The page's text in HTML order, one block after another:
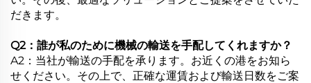
だきます。
Q2：誰が私のために機械の輸送を手配してくれますか？
A2：当社が輸送の手配を承ります。お近くの港をお知ら
せください。その上で、正確な運賃および輸送日数をご案